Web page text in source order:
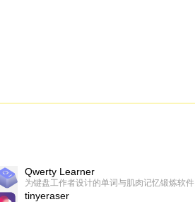
Qwerty Learner
为键盘工作者设计的单词与肌肉记忆锻炼软件
tinyeraser